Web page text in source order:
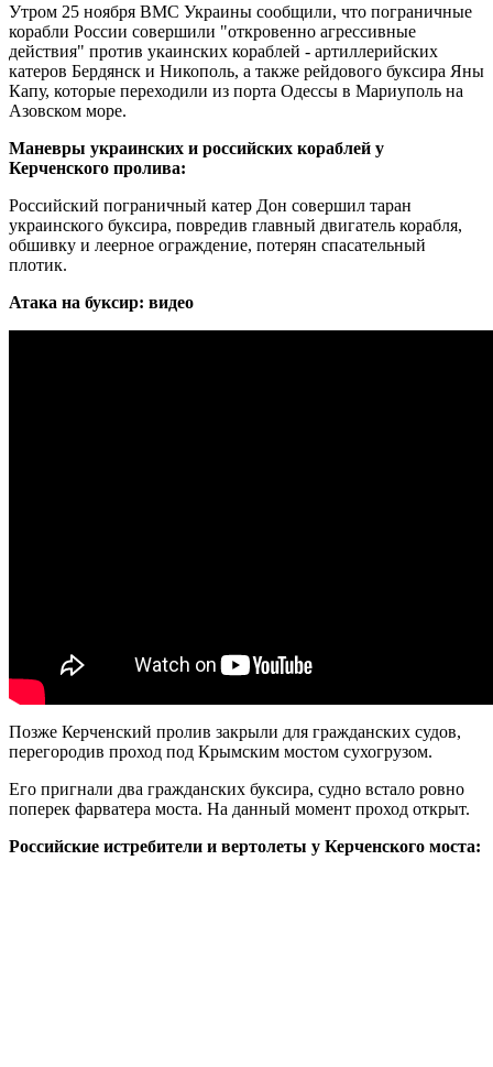
Утром 25 ноября ВМС Украины сообщили, что пограничные
корабли России совершили "откровенно агрессивные
действия" против укаинских кораблей - артиллерийских
катеров Бердянск и Никополь, а также рейдового буксира Яны
Капу, которые переходили из порта Одессы в Мариуполь на
Азовском море.
Маневры украинских и российских кораблей у
Керченского пролива:
Российский пограничный катер Дон совершил таран
украинского буксира, повредив главный двигатель корабля,
обшивку и леерное ограждение, потерян спасательный
плотик.
Атака на буксир: видео
Позже Керченский пролив закрыли для гражданских судов,
перегородив проход под Крымским мостом сухогрузом.
Его пригнали два гражданских буксира, судно встало ровно
поперек фарватера моста. На данный момент проход открыт.
Российские истребители и вертолеты у Керченского моста: